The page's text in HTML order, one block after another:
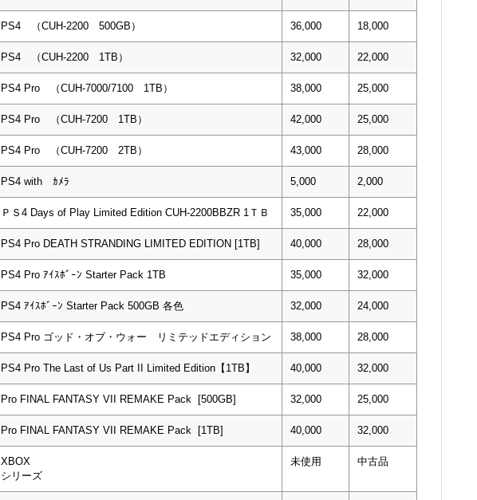
PS4 （CUH-2200 500GB） 36,000 18,000
PS4 （CUH-2200 1TB） 32,000 22,000
PS4 Pro （CUH-7000/7100 1TB） 38,000 25,000
PS4 Pro （CUH-7200 1TB） 42,000 25,000
PS4 Pro （CUH-7200 2TB） 43,000 28,000
PS4 with ｶﾒﾗ 5,000 2,000
ＰＳ4 Days of Play Limited Edition CUH-2200BBZR 1ＴＢ 35,000 22,000
PS4 Pro DEATH STRANDING LIMITED EDITION [1TB] 40,000 28,000
PS4 Pro ｱｲｽﾎﾞｰﾝ Starter Pack 1TB 35,000 32,000
PS4 ｱｲｽﾎﾞｰﾝ Starter Pack 500GB 各色 32,000 24,000
PS4 Pro ゴッド・オブ・ウォー リミテッドエディション 38,000 28,000
PS4 Pro The Last of Us Part II Limited Edition【1TB】 40,000 32,000
Pro FINAL FANTASY VII REMAKE Pack [500GB] 32,000 25,000
Pro FINAL FANTASY VII REMAKE Pack [1TB] 40,000 32,000
XBOX
シリーズ
未使用 中古品